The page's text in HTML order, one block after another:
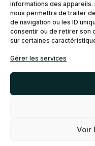
informations des
nous permettra de traiter
de navigation ou les ID
consentir ou de retirer son
sur certaines
Gérer les services
Voir
Politiques
de
Politique de
©2026
droits
-